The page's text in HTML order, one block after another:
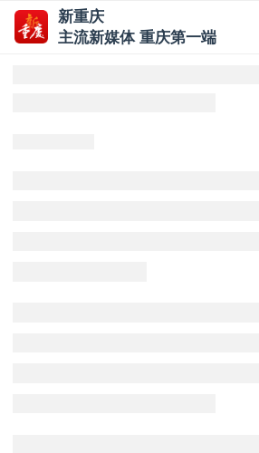
新重庆
主流新媒体 重庆第一端